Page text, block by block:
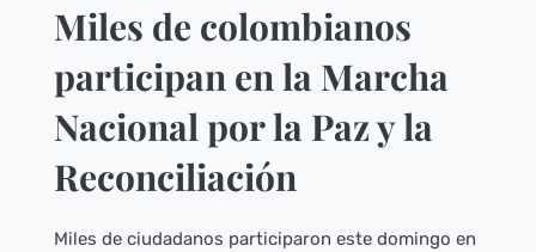
Miles de colombianos
participan en la Marcha
Nacional por la Paz y la
Reconciliación
Miles de ciudadanos participaron este domingo en